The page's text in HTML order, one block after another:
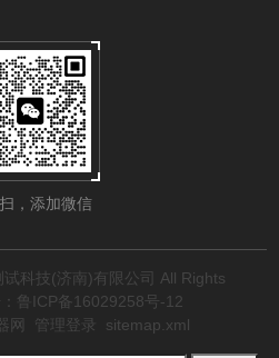
，添加微信
科技(济南)有限公司 All Rights
鲁ICP备16029258号-12
网 管理登录 sitemap.xml